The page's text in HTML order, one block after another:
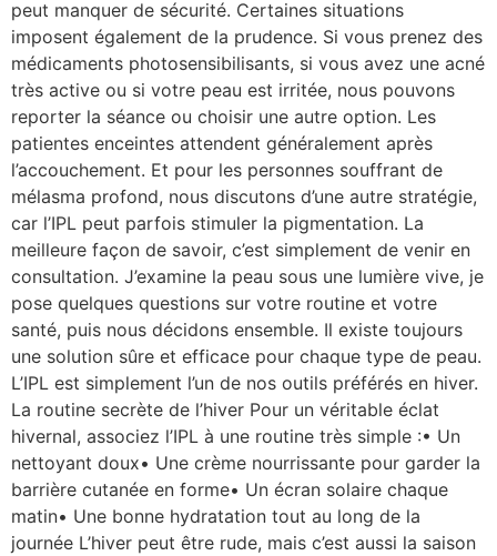
peut manquer de sécurité. Certaines situations
imposent également de la prudence. Si vous prenez des
médicaments photosensibilisants, si vous avez une acné
très active ou si votre peau est irritée, nous pouvons
reporter la séance ou choisir une autre option. Les
patientes enceintes attendent généralement après
l’accouchement. Et pour les personnes souffrant de
mélasma profond, nous discutons d’une autre stratégie,
car l’IPL peut parfois stimuler la pigmentation. La
meilleure façon de savoir, c’est simplement de venir en
consultation. J’examine la peau sous une lumière vive, je
pose quelques questions sur votre routine et votre
santé, puis nous décidons ensemble. Il existe toujours
une solution sûre et efficace pour chaque type de peau.
L’IPL est simplement l’un de nos outils préférés en hiver.
La routine secrète de l’hiver Pour un véritable éclat
hivernal, associez l’IPL à une routine très simple :• Un
nettoyant doux• Une crème nourrissante pour garder la
barrière cutanée en forme• Un écran solaire chaque
matin• Une bonne hydratation tout au long de la
journée L’hiver peut être rude, mais c’est aussi la saison